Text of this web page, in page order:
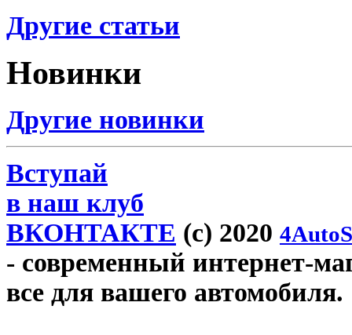
Другие статьи
Новинки
Другие новинки
Вступай
в наш клуб
ВКОНТАКТЕ (c) 2020
- современный интернет-
все для вашего автомобиля.